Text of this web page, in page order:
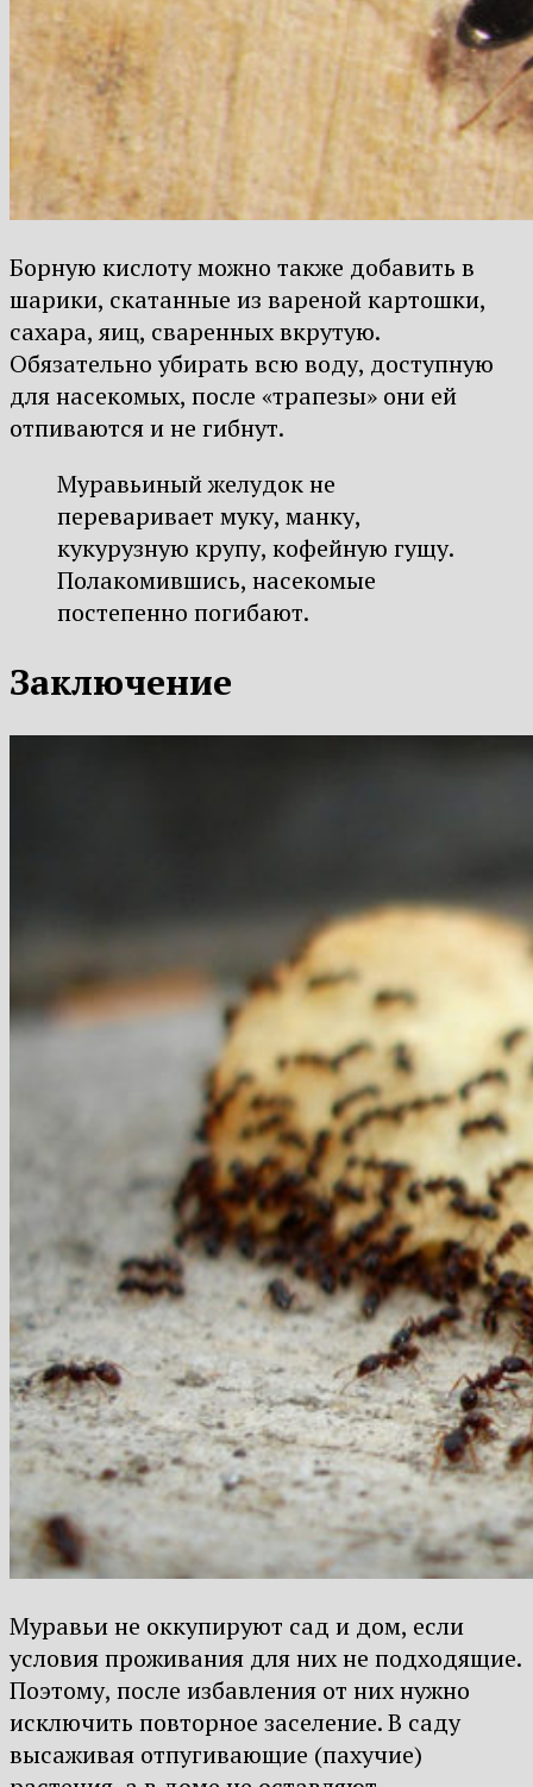
Борную кислоту можно также добавить в
шарики, скатанные из вареной картошки,
сахара, яиц, сваренных вкрутую.
Обязательно убирать всю воду, доступную
для насекомых, после «трапезы» они ей
отпиваются и не гибнут.
Муравьиный желудок не
переваривает муку, манку,
кукурузную крупу, кофейную гущу.
Полакомившись, насекомые
постепенно погибают.
Заключение
Муравьи не оккупируют сад и дом, если
условия проживания для них не подходящие.
Поэтому, после избавления от них нужно
исключить повторное заселение. В саду
высаживая отпугивающие (пахучие)